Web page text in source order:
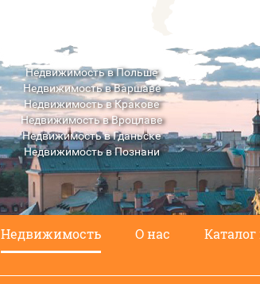
Недвижимость в Польше
Недвижимость в Варшаве
Недвижимость в Кракове
Недвижимость в Вроцлаве
Недвижимость в Гданьске
Недвижимость в Познани
Недвижимость в Люблине
Недвижимость О нас